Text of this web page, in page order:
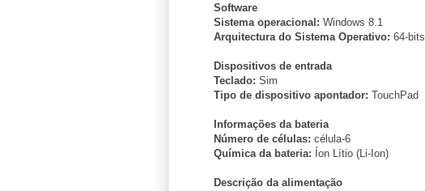
Software
Sistema operacional: Windows 8.1
Arquitectura do Sistema Operativo: 64-bits
Dispositivos de entrada
Teclado: Sim
Tipo de dispositivo apontador: TouchPad
Informações da bateria
Número de células: célula-6
Química da bateria: Íon Lítio (Li-Ion)
Descrição da alimentação